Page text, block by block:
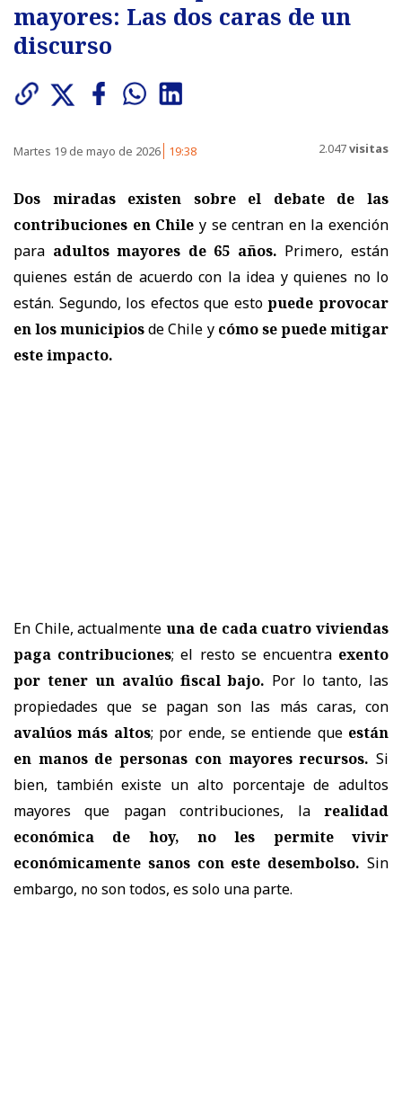
mayores: Las dos caras de un
discurso
Martes 19 de mayo de 2026 19:38 2.047visitas
Dos miradas existen sobre el debate de las
contribuciones en Chile y se centran en la exención
para adultos mayores de 65 años. Primero, están
quienes están de acuerdo con la idea y quienes no lo
están. Segundo, los efectos que estopuede provocar
en los municipiosde Chile y cómo se puede mitigar
este impacto.
En Chile, actualmenteuna de cada cuatro viviendas
paga contribuciones; el resto se encuentra exento
por tener un avalúo fiscal bajo. Por lo tanto, las
propiedades que se pagan son las más caras, con
avalúos más altos; por ende, se entiende que están
en manos de personas con mayores recursos. Si
bien, también existe un alto porcentaje de adultos
mayores que pagan contribuciones, larealidad
económica de hoy, no les permite vivir
económicamente sanos con este desembolso. Sin
embargo, no son todos, es solo una parte.